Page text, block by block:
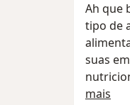
Ah que
tipo de
suas
se
mais